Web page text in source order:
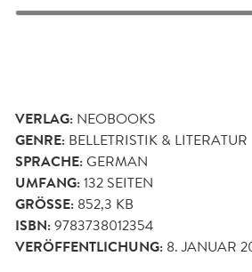
VERLAG: NEOBOOKS
GENRE: BELLETRISTIK & LITERATUR
SPRACHE:GERMAN
UMFANG:132 SEITEN
GRÖSSE: 852,3 KB
ISBN:9783738012354
VERÖFFENTLICHUNG: 8. JANUAR